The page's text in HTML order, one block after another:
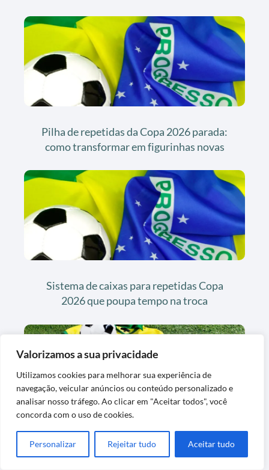
Valorizamos a sua privacidade
Utilizamos cookies para melhorar sua experiência de
navegação, veicular anúncios ou conteúdo personalizado e
analisar nosso tráfego. Ao clicar em "Aceitar todos", você
concorda com o uso de cookies.
Personalizar Rejeitar tudo Aceitar tudo
Pilha de repetidas da Copa 2026 parada:
como transformar em figurinhas novas
Sistema de caixas para repetidas Copa
2026 que poupa tempo na troca
Figurinhas douradas e especiais da Copa
2026 valem o esforço?